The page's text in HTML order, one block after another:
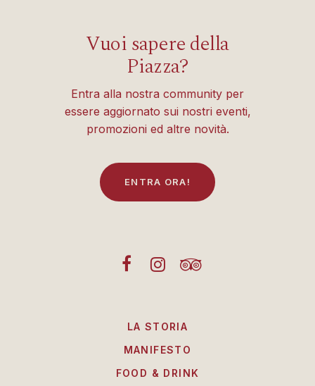
Vuoi sapere della
Piazza?
Entra alla nostra community per
essere aggiornato sui nostri eventi,
promozioni ed altre novità.
EN TRA ORA!
LA STORIA
MANIFESTO
FOOD & DRINK